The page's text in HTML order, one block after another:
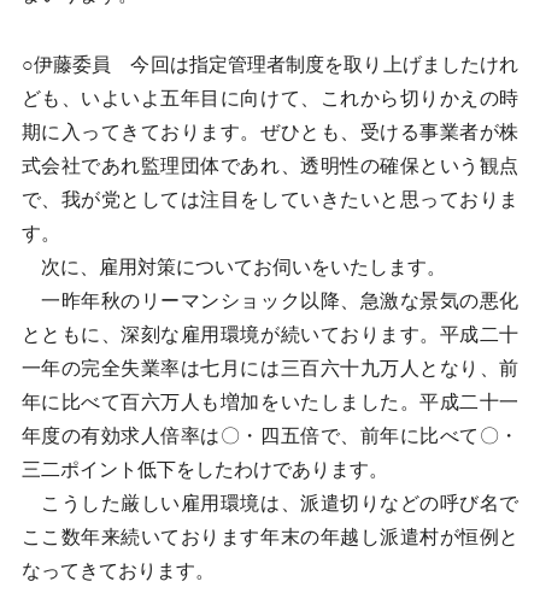
○伊藤委員 今回は指定管理者制度を取り上げましたけれ
ども、いよいよ五年目に向けて、これから切りかえの時
期に入ってきております。ぜひとも、受ける事業者が株
式会社であれ監理団体であれ、透明性の確保という観点
で、我が党としては注目をしていきたいと思っておりま
す。
次に、雇用対策についてお伺いをいたします。
一昨年秋のリーマンショック以降、急激な景気の悪化
とともに、深刻な雇用環境が続いております。平成二十
一年の完全失業率は七月には三百六十九万人となり、前
年に比べて百六万人も増加をいたしました。平成二十一
年度の有効求人倍率は〇・四五倍で、前年に比べて〇・
三二ポイント低下をしたわけであります。
こうした厳しい雇用環境は、派遣切りなどの呼び名で
ここ数年来続いております年末の年越し派遣村が恒例と
なってきております。